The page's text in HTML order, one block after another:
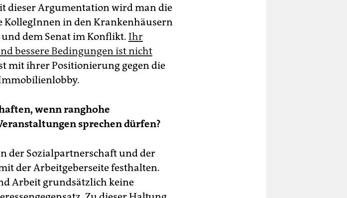
dieser Argumentation wird man die
KollegInnen in den Krankenhäusern
dem Senat im Konflikt. Ihr
bessere Bedingungen ist nicht
mit ihrer Positionierung gegen die
wenn ranghohe
sprechen dürfen?
der Sozialpartnerschaft und der
der Arbeitgeberseite festhalten.
Arbeit grundsätzlich keine